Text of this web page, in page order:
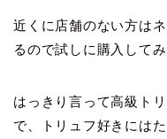
近くに店舗のない方は
るので試しに購入してみ
はっきり言って高級ト
で、トリュフ好きには